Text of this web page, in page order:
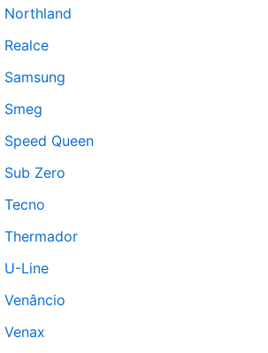
Northland
Realce
Samsung
Smeg
Speed Queen
Sub Zero
Tecno
Thermador
U-Line
Venâncio
Venax